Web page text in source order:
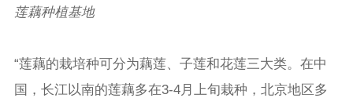
莲藕种植基地
“莲藕的栽培种可分为藕莲、子莲和花莲三大类。在中
国，长江以南的莲藕多在3-4月上旬栽种，北京地区多